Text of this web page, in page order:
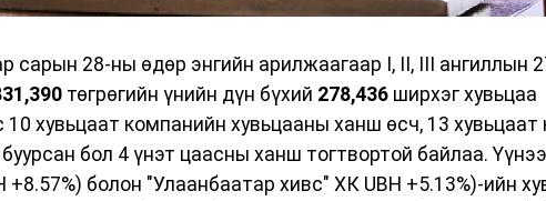
сарын 28-ны өдөр энгийн арилжаагаар I, II, III ангиллын
төгрөгийн үнийн дүн бүхий 278,436 ширхэг хувьцаа
хувьцаат компанийн хувьцааны ханш өсч, 13
бол 4 үнэт цаасны ханш тогтвортой байлаа.
+8.57%) болон "Улаанбаатар хивс" ХК UBH +5.13%)-ийн